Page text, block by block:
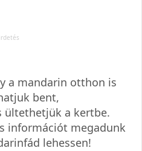
a mandarin otthon is
bent,
ültethetjük a kertbe.
információt megadunk
lehessen!